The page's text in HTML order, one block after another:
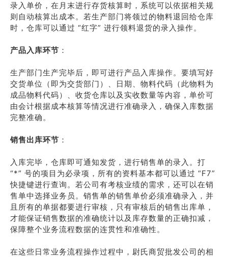
录入单价，在月末进行存货核算时，系统可以依据相关规
则自动核算出成本。若生产部门将领过的物料退回给仓库
时，仓库可以通过 “红字” 进行领料退货的录入操作。
产品入库环节 ：
生产部门生产完毕后，即可进行产品入库操作。要填写好
交货单位（即为交货部门）、日期、物料代码（此物料为
成品物料代码）、收货仓库以及实收数量等内容，单价可
由会计根据成本核算等情况进行准确录入，确保入库数据
完整准确。
销售出库环节 ：
入库完毕，仓库即可通知发货，进行销售单的录入。打
“*” 号的项目为必录项，所有的资料基本都可以通过 “F7”
快捷键进行查询。若公司有考核业绩的需求，还可以在销
售单中选择业务员。销售单的销售单价必须准确录入，并
且所有的单据都要进行审核，只有审核后的销售出库单，
才能保证销售数据的准确统计以及库存数量的正确扣减，
保障整个业务流程数据的连贯性和准确性。
在这些日常业务流程操作过程中，尉氏商贸批发公司的相